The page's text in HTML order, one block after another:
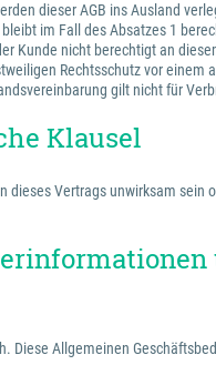
dieser AGB ins Ausland
im Fall des Absatzes 1
Kunde nicht berechtigt an
Rechtsschutz vor
gilt nicht für
Klausel
dieses Vertrags unwirksam sein
Diese Allgemeinen